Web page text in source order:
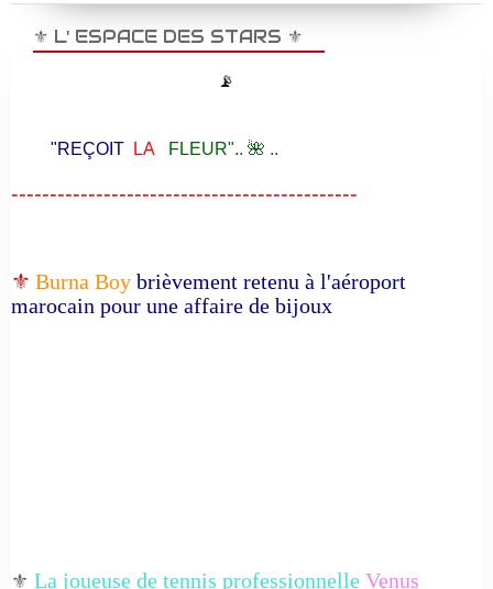
⚜️ L' ESPACE DES STARS ⚜️
📡
"REÇOIT LA FLEUR".. 🌺 ..
---------------------------------------------
⚜️ Burna Boy brièvement retenu à l'aéroport
marocain pour une affaire de bijoux
⚜️ La joueuse de tennis professionnelle Venus